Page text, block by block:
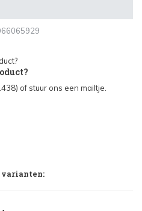
of stuur ons een mailtje.